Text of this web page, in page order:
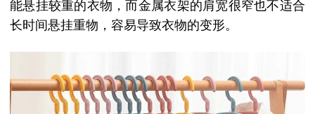
能悬挂较重的衣物，而金属衣架的肩宽很窄也不适合
长时间悬挂重物，容易导致衣物的变形。